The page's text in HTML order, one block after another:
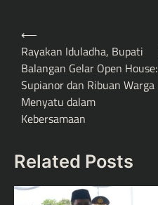
Post
navigation
⟵
Rayakan Iduladha, Bupati
Balangan Gelar Open House:
Supianor dan Ribuan Warga
Menyatu dalam
Kebersamaan
Related Posts